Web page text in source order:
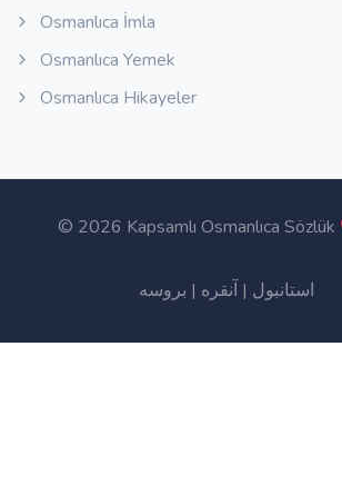
Osmanlıca İmla
Osmanlıca Yemek
Osmanlıca Hikayeler
© 2026 Kapsamlı Osmanlıca Sözlük
استانبول | آنقره | بروسه